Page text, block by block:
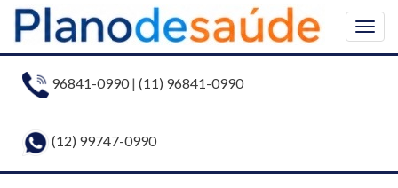
96841-0990| (11) 96841-0990
(12) 99747-0990